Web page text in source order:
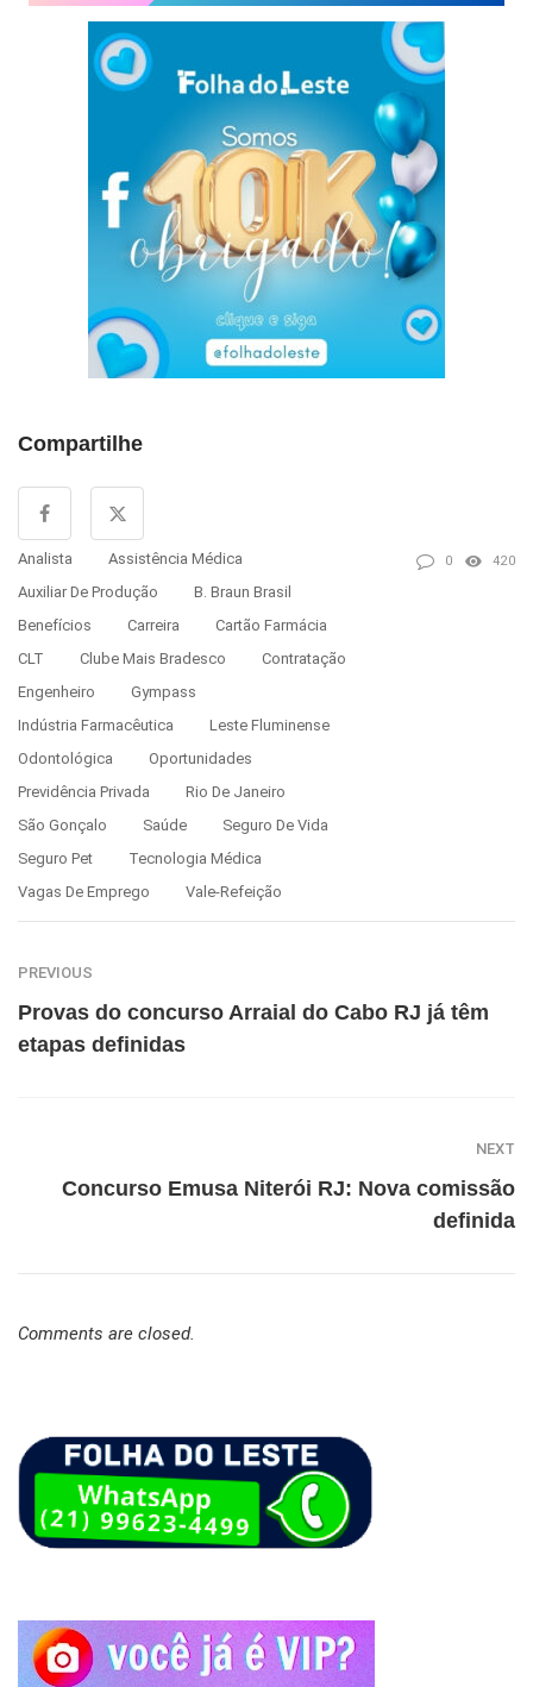
Compartilhe
Analista
Assistência Médica
Auxiliar De Produção
B. Braun Brasil
Benefícios
Carreira
Cartão Farmácia
CLT
Clube Mais Bradesco
Contratação
Engenheiro
Gympass
Indústria Farmacêutica
Leste Fluminense
Odontológica
Oportunidades
Previdência Privada
Rio De Janeiro
São Gonçalo
Saúde
Seguro De Vida
Seguro Pet
Tecnologia Médica
Vagas De Emprego
Vale-Refeição
0 420
PREVIOUS
Provas do concurso Arraial do Cabo RJ já têm
etapas definidas
NEXT
Concurso Emusa Niterói RJ: Nova comissão
definida
Comments are closed.